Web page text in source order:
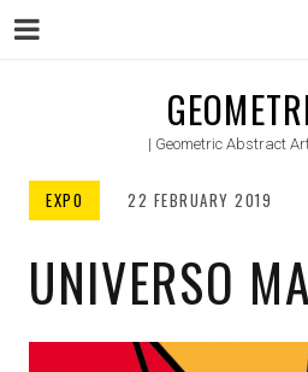
| Geometric Abstract
EXPO 22 FEBRUARY 2019
UNIVERSO
Menu